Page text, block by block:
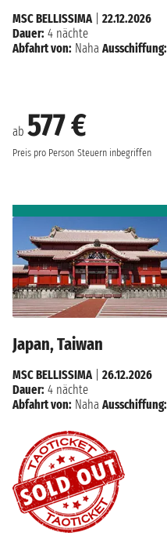
ab 577 €
Preis pro Person Steuern inbegriffen
MSC BELLISSIMA
22.12.2026
Dauer: 4 nächte
Abfahrt von: Naha Ausschiffung:
Japan, Taiwan
MSC BELLISSIMA| 26.12.2026
Dauer: 4 nächte
Abfahrt von: Naha Ausschiffung: